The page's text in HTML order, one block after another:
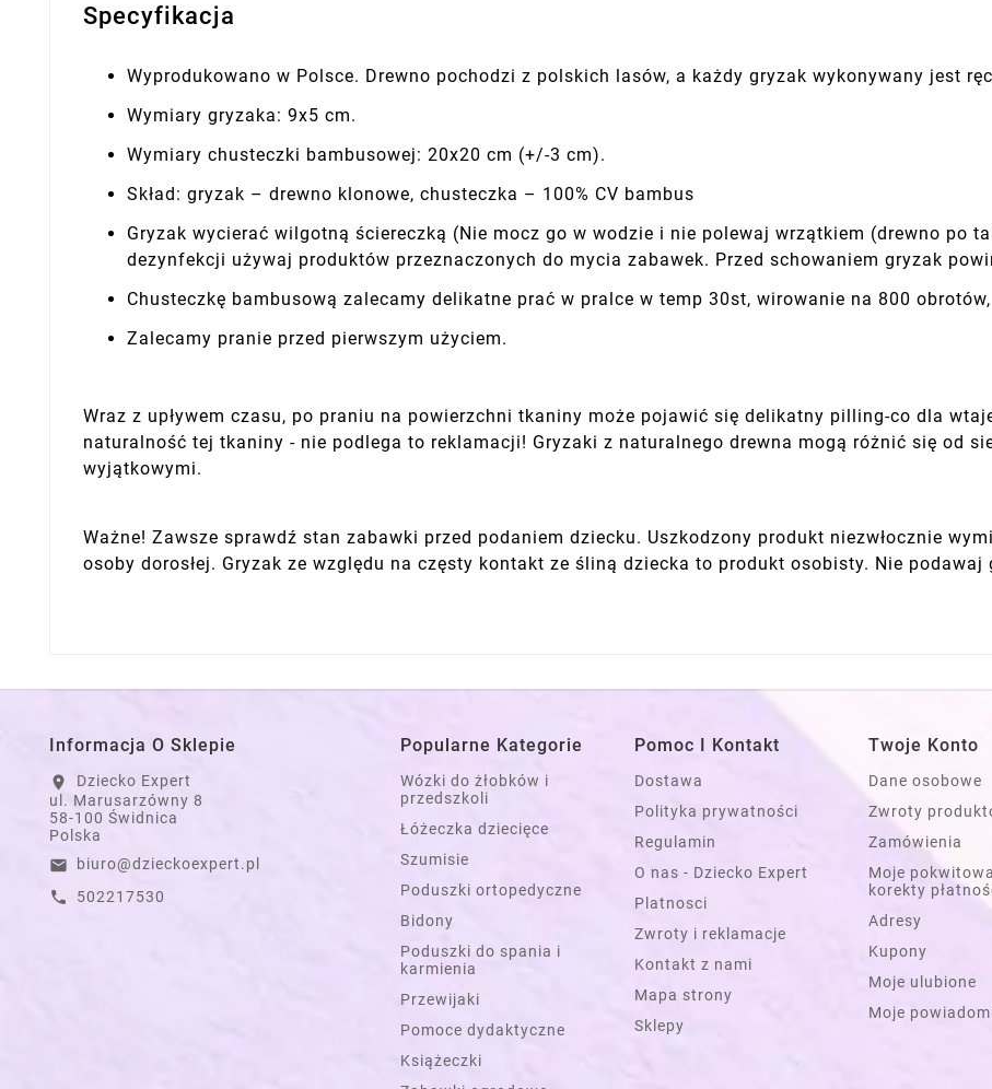
Specyfikacja
Wyprodukowano w Polsce. Drewno pochodzi z polskich lasów, a każdy gryzak wykonywany jest
Wymiary gryzaka: 9x5 cm.
Wymiary chusteczki bambusowej: 20x20 cm (+/-3 cm).
Skład: gryzak – drewno klonowe, chusteczka – 100% CV bambus
Gryzak wycierać wilgotną ściereczką (Nie mocz go w wodzie i nie polewaj wrzątkiem (drewno po
dezynfekcji używaj produktów przeznaczonych do mycia zabawek. Przed schowaniem gryzak
Chusteczkę bambusową zalecamy delikatne prać w pralce w temp 30st, wirowanie na 800
Zalecamy pranie przed pierwszym użyciem.
Wraz z upływem czasu, po praniu na powierzchni tkaniny może pojawić się delikatny pilling-co dla
naturalność tej tkaniny - nie podlega to reklamacji! Gryzaki z naturalnego drewna mogą różnić się od
wyjątkowymi.
Ważne! Zawsze sprawdź stan zabawki przed podaniem dziecku. Uszkodzony produkt niezwłocznie
osoby dorosłej. Gryzak ze względu na częsty kontakt ze śliną dziecka to produkt osobisty. Nie podawaj
Informacja O Sklepie
location_on
Dziecko Expert
ul. Marusarzówny 8
58-100 Świdnica
Polska
email biuro@dzieckoexpert.pl
call 502217530
Popularne Kategorie
Wózki do żłobków i
przedszkoli
Łóżeczka dziecięce
Szumisie
Poduszki ortopedyczne
Bidony
Poduszki do spania i
karmienia
Przewijaki
Pomoce dydaktyczne
Książeczki
Pomoc I Kontakt
Dostawa
Polityka prywatności
Regulamin
O nas - Dziecko Expert
Platnosci
Zwroty i reklamacje
Kontakt z nami
Mapa strony
Sklepy
Twoje Konto
Dane osobowe
Zwroty
Zamówienia
Moje
korekty
Adresy
Kupony
Moje ulubione
Moje